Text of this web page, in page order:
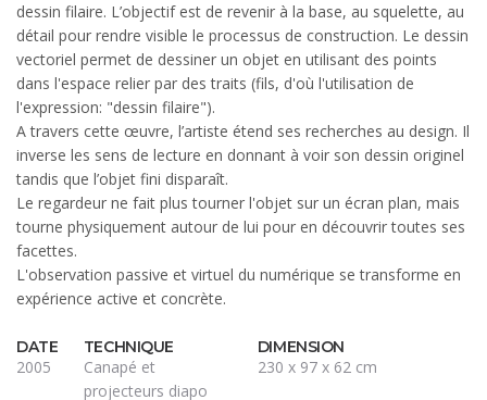
dessin filaire. L’objectif est de revenir à la base, au squelette, au
détail pour rendre visible le processus de construction. Le dessin
vectoriel permet de dessiner un objet en utilisant des points
dans l'espace relier par des traits (fils, d'où l'utilisation de
l'expression: "dessin filaire").
A travers cette œuvre, l’artiste étend ses recherches au design. Il
inverse les sens de lecture en donnant à voir son dessin originel
tandis que l’objet fini disparaît.
Le regardeur ne fait plus tourner l'objet sur un écran plan, mais
tourne physiquement autour de lui pour en découvrir toutes ses
facettes.
L'observation passive et virtuel du numérique se transforme en
expérience active et concrète.
DATE
2005
TECHNIQUE
Canapé et
projecteurs diapo
DIMENSION
230 x 97 x 62 cm